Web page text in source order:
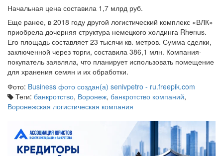
Начальная цена составила 1,7 млрд руб.
Еще ранее, в 2018 году другой логистический комплекс «ВЛК»
приобрела дочерняя структура немецкого холдинга Rhenus.
Его площадь составляет 23 тысячи кв. метров. Сумма сделки,
заключенной через торги, составила 386,1 млн. Компания-
покупатель заявляла, что планирует использовать помещение
для хранения семян и их обработки.
Фото: Business фото создан(а) senivpetro - ru.freepik.com
Теги: банкротство, Воронеж, банкротство компаний,
Воронежская логистическая компания